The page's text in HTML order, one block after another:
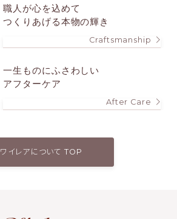
職人が心を込めて
つくりあげる本物の輝き
Craftsmanship
一生ものにふさわしい
アフターケア
After Care
ワイレアについて TOP